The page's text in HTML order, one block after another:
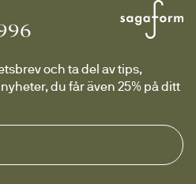
och ta del av tips,
du får även 25% på ditt